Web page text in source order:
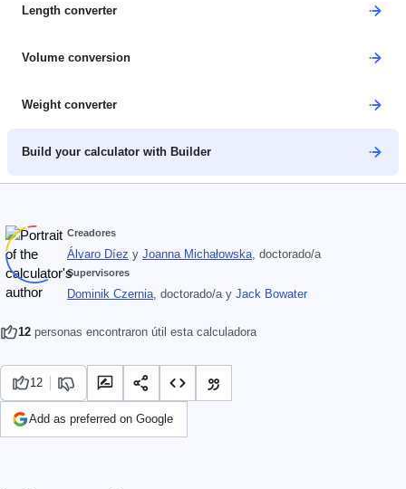
Length converter
Volume conversion
Weight converter
Build your calculator with Builder
Creadores
Álvaro Díez y Joanna Michałowska, doctorado/a
Supervisores
Dominik Czernia, doctorado/ay Jack Bowater
12 personas encontraron útil esta calculadora
12
Add as preferred on Google